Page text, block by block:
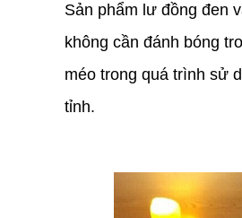
Sản phẩm lư đồng đen
không cần đánh bóng
méo trong quá trình sử
tỉnh.